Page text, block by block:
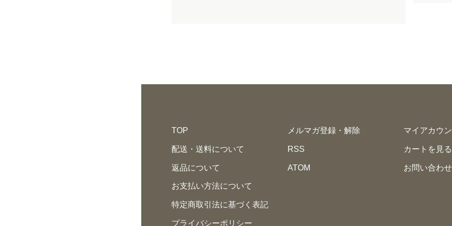
TOP
配送・送料について
返品について
お支払い方法について
特定商取引法に基づく表記
プライバシーポリシー
メルマガ登録・解除
RSS
ATOM
マイアカウ
カートを見る
お問い合わせ